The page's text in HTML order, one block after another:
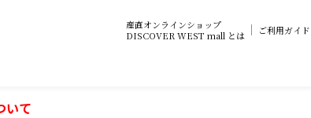
産直オンラインショップ
DISCOVER WEST mall とは
ご利用ガイド
いて